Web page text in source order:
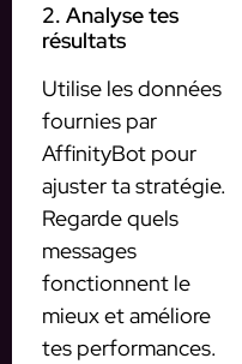
2. Analyse tes
résultats
Utilise les données
fournies par
AffinityBot pour
ajuster ta stratégie.
Regarde quels
messages
fonctionnent le
mieux et améliore
tes performances.